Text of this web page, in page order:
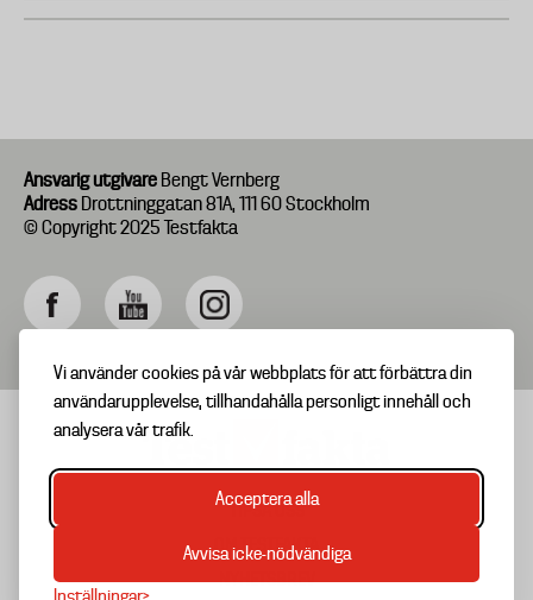
Vi använder cookies på vår webbplats för att förbättra din
användarupplevelse, tillhandahålla personligt innehåll och
analysera vår trafik.
Acceptera alla
Avvisa icke-nödvändiga
Ansvarig utgivare Bengt Vernberg
Adress Drottninggatan 81A, 111 60 Stockholm
© Copyright 2025 Testfakta
Footer
menu
TIPSA OSS
OM TESTFAKTA
NYHETSBREV